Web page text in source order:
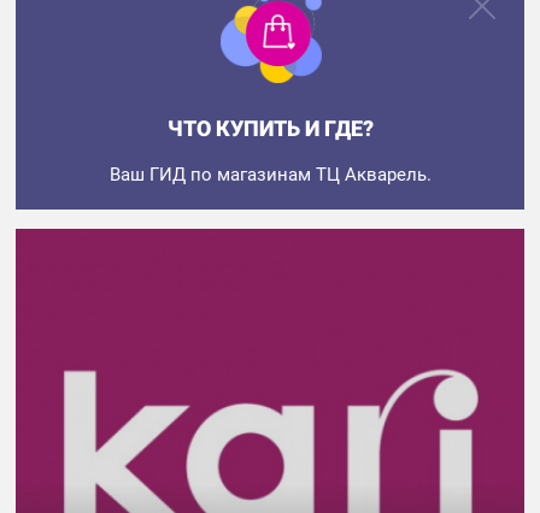
ЧТО КУПИТЬ И ГДЕ?
Ваш ГИД по магазинам ТЦ Акварель.